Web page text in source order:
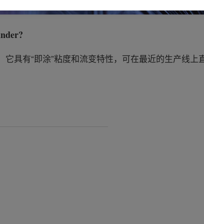
?
具有“即涂”粘度和流变特性，可在最近的生产线